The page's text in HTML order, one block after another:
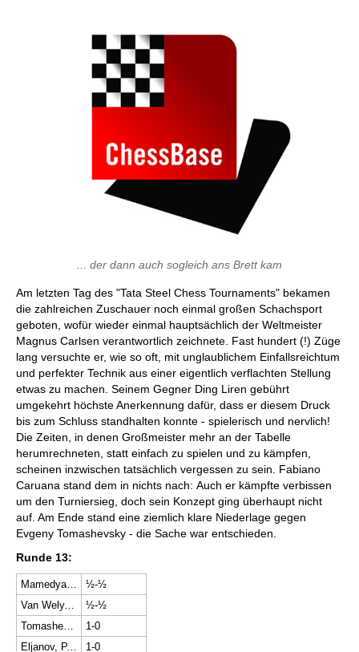
... der dann auch sogleich ans Brett kam
Am letzten Tag des "Tata Steel Chess Tournaments" bekamen
die zahlreichen Zuschauer noch einmal großen Schachsport
geboten, wofür wieder einmal hauptsächlich der Weltmeister
Magnus Carlsen verantwortlich zeichnete. Fast hundert (!) Züge
lang versuchte er, wie so oft, mit unglaublichem Einfallsreichtum
und perfekter Technik aus einer eigentlich verflachten Stellung
etwas zu machen. Seinem Gegner Ding Liren gebührt
umgekehrt höchste Anerkennung dafür, dass er diesem Druck
bis zum Schluss standhalten konnte - spielerisch und nervlich!
Die Zeiten, in denen Großmeister mehr an der Tabelle
herumrechneten, statt einfach zu spielen und zu kämpfen,
scheinen inzwischen tatsächlich vergessen zu sein. Fabiano
Caruana stand dem in nichts nach: Auch er kämpfte verbissen
um den Turniersieg, doch sein Konzept ging überhaupt nicht
auf. Am Ende stand eine ziemlich klare Niederlage gegen
Evgeny Tomashevsky - die Sache war entschieden.
Runde 13:
½-½
Van Wely, L. - Wei, Y.
½-½
1-0
Eljanov, P. - Navara, D.
1-0